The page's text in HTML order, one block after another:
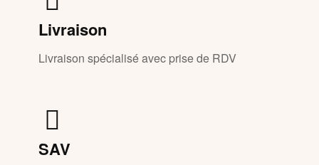
Livraison
Livraison spécialisé avec prise de RDV
SAV